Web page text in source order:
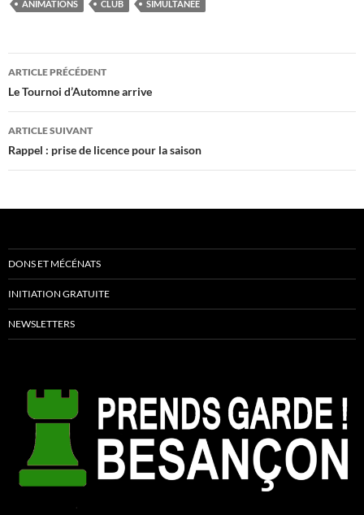
ANIMATIONS CLUB SIMULTANÉE
Navigation
des
articles
ARTICLE PRÉCÉDENT
Le Tournoi d’Automne arrive
ARTICLE SUIVANT
Rappel : prise de licence pour la saison
DONS ET MÉCÉNATS
INITIATION GRATUITE
NEWSLETTERS